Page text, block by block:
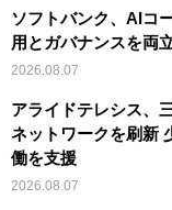
ソフトバンク、AIコ
用とガバナンスを両
2026.08.07
アライドテレシス、
ネットワークを刷新
働を支援
2026.08.07